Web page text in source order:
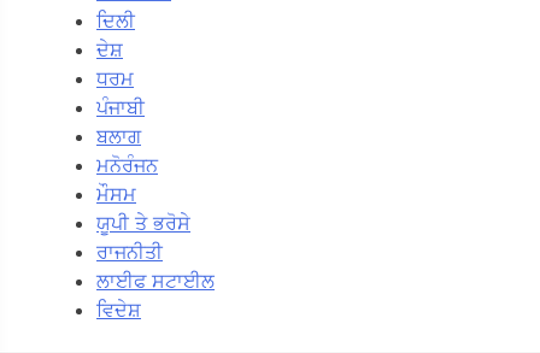
ਦਿਲੀ
ਦੇਸ਼
ਧਰਮ
ਪੰਜਾਬੀ
ਬਲਾਗ
ਮਨੋਰੰਜਨ
ਮੌਸਮ
ਯੂਪੀ ਤੇ ਭਰੋਸੇ
ਰਾਜਨੀਤੀ
ਲਾਈਫ ਸਟਾਈਲ
ਵਿਦੇਸ਼